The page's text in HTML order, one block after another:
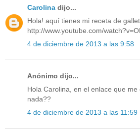
Carolina dijo...
Hola! aquí tienes mi receta de
http://www.youtube.com/
4 de diciembre de 2013 a las 9:58
Anónimo dijo...
Hola Carolina, en el enlace que
nada??
4 de diciembre de 2013 a las 11:59